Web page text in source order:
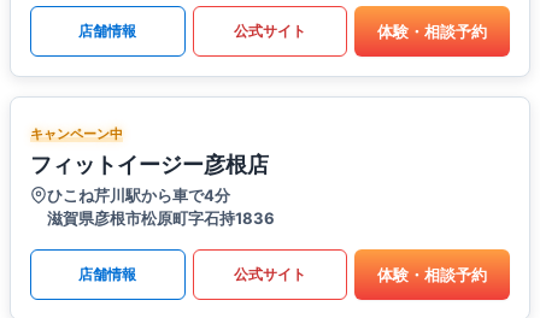
店舗情報 公式サイト 体験・相談予約
キャンペーン中
フィットイージー彦根店
ひこね芹川駅から車で4分
滋賀県彦根市松原町字石持1836
店舗情報 公式サイト 体験・相談予約